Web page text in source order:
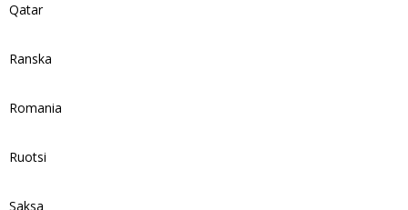
Qatar
Ranska
Romania
Ruotsi
Saksa